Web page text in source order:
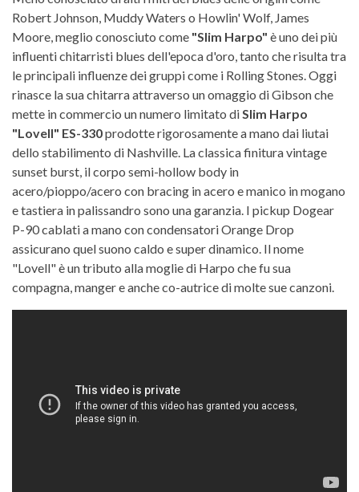
Robert Johnson, Muddy Waters o Howlin' Wolf, James
Moore, meglio conosciuto come "Slim Harpo" è uno dei più
influenti chitarristi blues dell'epoca d'oro, tanto che risulta tra
le principali influenze dei gruppi come i Rolling Stones. Oggi
rinasce la sua chitarra attraverso un omaggio di Gibson che
mette in commercio un numero limitato diSlim Harpo
"Lovell" ES-330prodotte rigorosamente a mano dai liutai
dello stabilimento di Nashville. La classica finitura vintage
sunset burst, il corpo semi-hollow body in
acero/pioppo/acero con bracing in acero e manico in mogano
e tastiera in palissandro sono una garanzia. I pickup Dogear
P-90 cablati a mano con condensatori Orange Drop
assicurano quel suono caldo e super dinamico. Il nome
"Lovell" è un tributo alla moglie di Harpo che fu sua
compagna, manger e anche co-autrice di molte sue canzoni.